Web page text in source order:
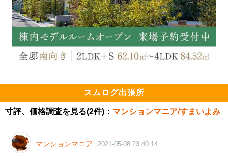
スムログ出張所
寸評、価格調査を見る(2件)： マンションマニア/すまいよみ
マンションマニア 2021-05-08 23:40:14